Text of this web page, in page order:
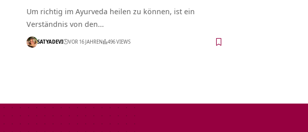
Um richtig im Ayurveda heilen zu können, ist ein
Verständnis von den…
SATYADEVI VOR 16 JAHREN 496 VIEWS